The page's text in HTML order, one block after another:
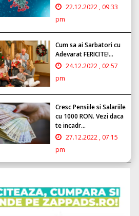
22.12.2022 , 09:33
pm
Cum sa ai Sarbatori cu
Adevarat FERICITE!...
24.12.2022 , 02:57
pm
Cresc Pensiile si Salariile
cu 1000 RON. Vezi daca
te incadr...
27.12.2022 , 07:15
pm